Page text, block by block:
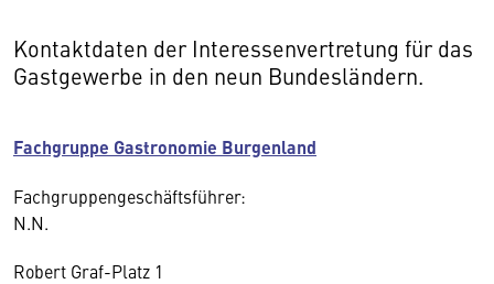
Kontaktdaten der Interessenvertretung für das
Gastgewerbe in den neun Bundesländern.
Fachgruppe Gastronomie Burgenland
Fachgruppengeschäftsführer:
N.N.
Robert Graf-Platz 1